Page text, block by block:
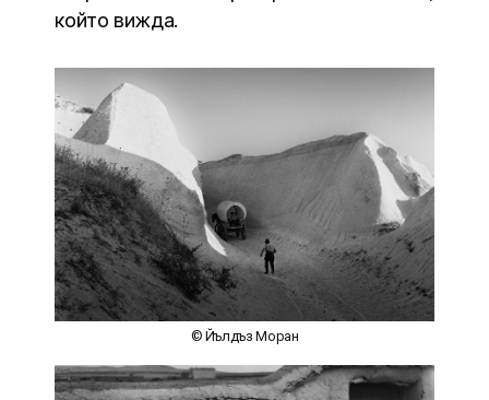
който вижда.
© Йълдъз Моран